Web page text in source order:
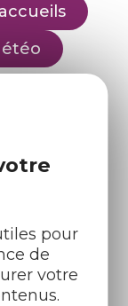
pour
de
votre